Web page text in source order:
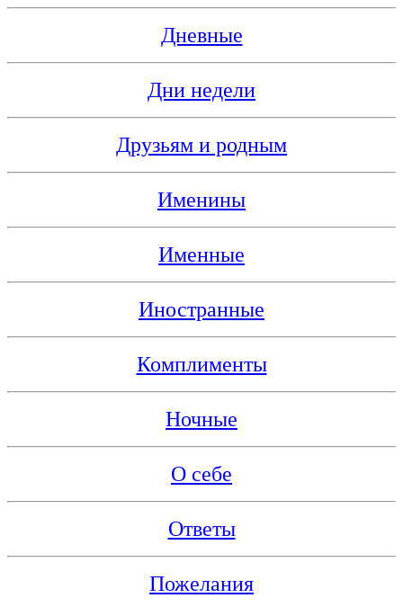
Дневные
Дни недели
Друзьям и родным
Именины
Именные
Иностранные
Комплименты
Ночные
О себе
Ответы
Пожелания